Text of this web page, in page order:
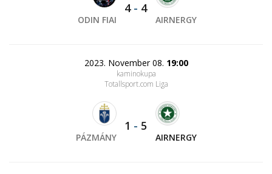
ODIN FIAI
4- 4
AIRNERGY
2023. November 08. 19:00
kaminokupa
Totallsport.com Liga
PÁZMÁNY
1 - 5
AIRNERGY